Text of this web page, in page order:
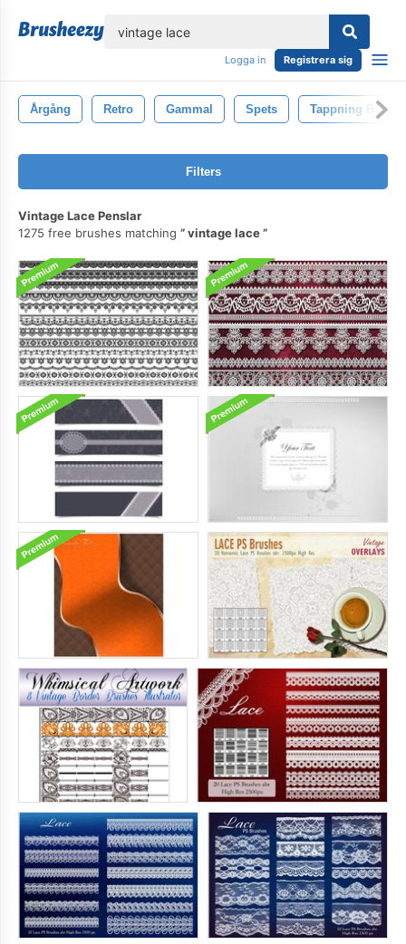
Logga in Registrera sig
Årgång Retro Gammal Spets Tappning Borstar
Filters
Vintage Lace Penslar
1275 free brushes matching
vintage lace